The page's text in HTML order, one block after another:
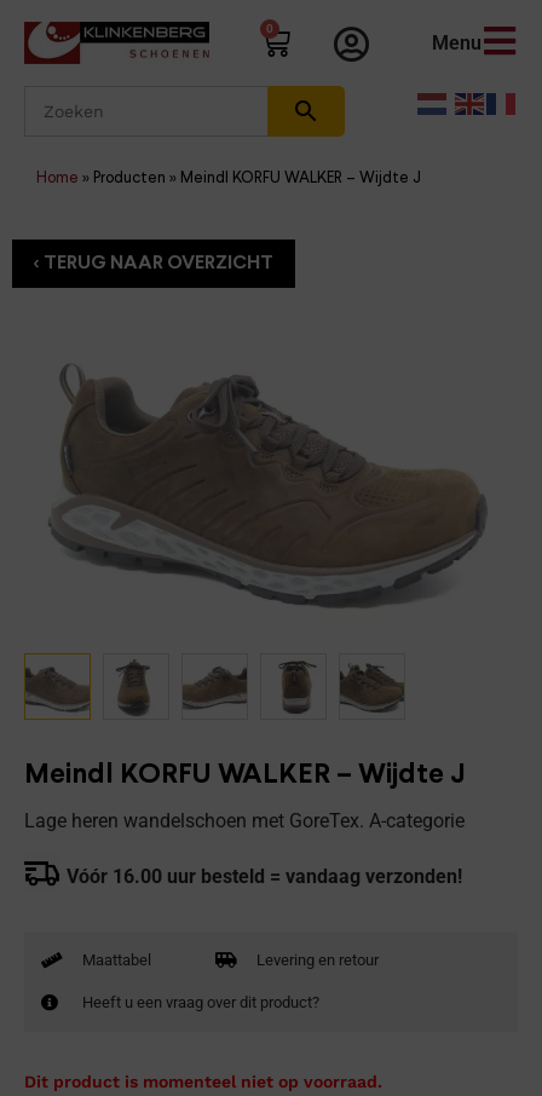
0
Menu
Home » Producten » Meindl KORFU WALKER – Wijdte J
Meindl KORFU WALKER – Wijdte J
Lage heren wandelschoen met GoreTex. A-categorie
Vóór 16.00 uur besteld = vandaag verzonden!
Maattabel Levering en retour
Heeft u een vraag over dit product?
Dit product is momenteel niet op voorraad.